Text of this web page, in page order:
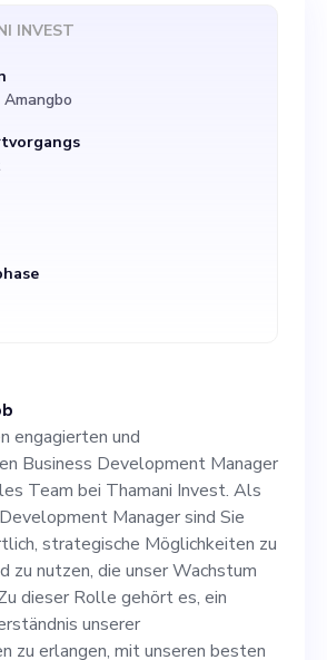
Team bei
Als unser
Sie dafür
strategische
zu
und zu nutzen,
Verständnis
zu
mit unseren
um
Strategien zu
engagierten und
Business Development Manager
Team bei Thamani Invest. Als
Manager sind Sie
strategische Möglichkeiten zu
zu nutzen, die unser Wachstum
dieser Rolle gehört es, ein
unserer
zu erlangen, mit unseren besten
INVEST